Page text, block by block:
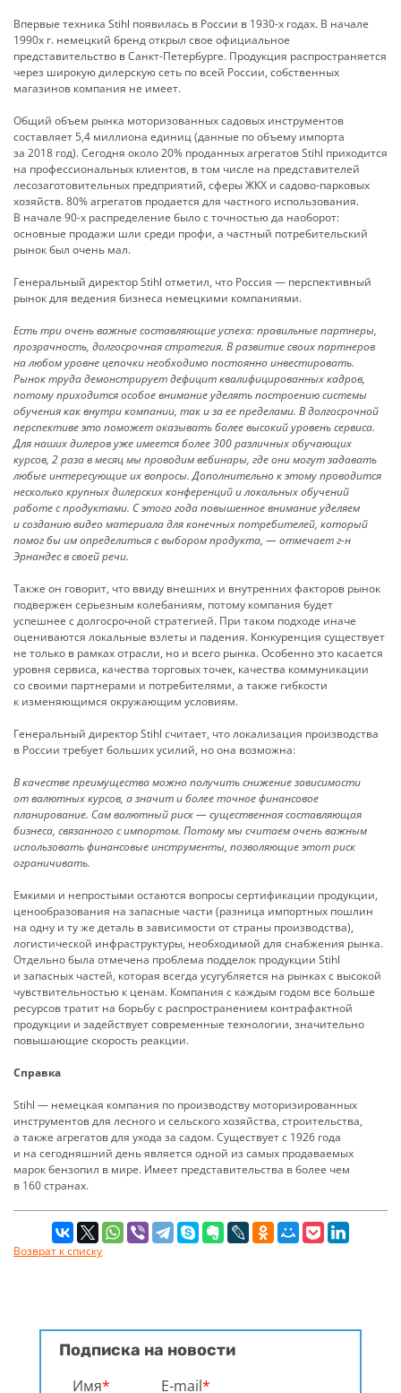
Впервые техника Stihl появилась в России в 1930-х годах. В начале
1990х г. немецкий бренд открыл свое официальное
представительство в Санкт-Петербурге. Продукция распространяется
через широкую дилерскую сеть по всей России, собственных
магазинов компания не имеет.
Общий объем рынка моторизованных садовых инструментов
составляет 5,4 миллиона единиц (данные по объему импорта
за 2018 год). Сегодня около 20% проданных агрегатов Stihl приходится
на профессиональных клиентов, в том числе на представителей
лесозаготовительных предприятий, сферы ЖКХ и садово-парковых
хозяйств. 80% агрегатов продается для частного использования.
В начале 90-х распределение было с точностью да наоборот:
основные продажи шли среди профи, а частный потребительский
рынок был очень мал.
Генеральный директор Stihl отметил, что Россия — перспективный
рынок для ведения бизнеса немецкими компаниями.
Есть три очень важные составляющие успеха: правильные партнеры,
прозрачность, долгосрочная стратегия. В развитие своих партнеров
на любом уровне цепочки необходимо постоянно инвестировать.
Рынок труда демонстрирует дефицит квалифицированных кадров,
потому приходится особое внимание уделять построению системы
обучения как внутри компании, так и за ее пределами. В долгосрочной
перспективе это поможет оказывать более высокий уровень сервиса.
Для наших дилеров уже имеется более 300 различных обучающих
курсов, 2 раза в месяц мы проводим вебинары, где они могут задавать
любые интересующие их вопросы. Дополнительно к этому проводится
несколько крупных дилерских конференций и локальных обучений
работе с продуктами. С этого года повышенное внимание уделяем
и созданию видео материала для конечных потребителей, который
помог бы им определиться с выбором продукта, — отмечает г-н
Эрнандес в своей речи.
Также он говорит, что ввиду внешних и внутренних факторов рынок
подвержен серьезным колебаниям, потому компания будет
успешнее с долгосрочной стратегией. При таком подходе иначе
оцениваются локальные взлеты и падения. Конкуренция существует
не только в рамках отрасли, но и всего рынка. Особенно это касается
уровня сервиса, качества торговых точек, качества коммуникации
со своими партнерами и потребителями, а также гибкости
к изменяющимся окружающим условиям.
Генеральный директор Stihl считает, что локализация производства
в России требует больших усилий, но она возможна:
В качестве преимущества можно получить снижение зависимости
от валютных курсов, а значит и более точное финансовое
планирование. Сам валютный риск — существенная составляющая
бизнеса, связанного с импортом. Потому мы считаем очень важным
использовать финансовые инструменты, позволяющие этот риск
ограничивать.
Емкими и непростыми остаются вопросы сертификации продукции,
ценообразования на запасные части (разница импортных пошлин
на одну и ту же деталь в зависимости от страны производства),
логистической инфраструктуры, необходимой для снабжения рынка.
Отдельно была отмечена проблема подделок продукции Stihl
и запасных частей, которая всегда усугубляется на рынках с высокой
чувствительностью к ценам. Компания с каждым годом все больше
ресурсов тратит на борьбу с распространением контрафактной
продукции и задействует современные технологии, значительно
повышающие скорость реакции.
Справка
Stihl — немецкая компания по производству моторизированных
инструментов для лесного и сельского хозяйства, строительства,
а также агрегатов для ухода за садом. Существует с 1926 года
и на сегодняшний день является одной из самых продаваемых
марок бензопил в мире. Имеет представительства в более чем
в 160 странах.
Возврат к списку
Подписка на новости
Имя* E-mail*